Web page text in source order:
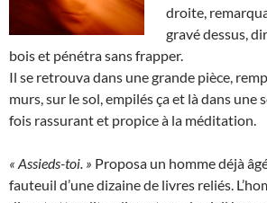
droite,
gravé dessus,
bois et pénétra sans frapper.
Il se retrouva dans une grande pièce,
murs, sur le sol, empilés ça et là dans une
fois rassurant et propice à la méditation.
« Assieds-toi. » Proposa un homme déjà
fauteuil d’une dizaine de livres reliés.